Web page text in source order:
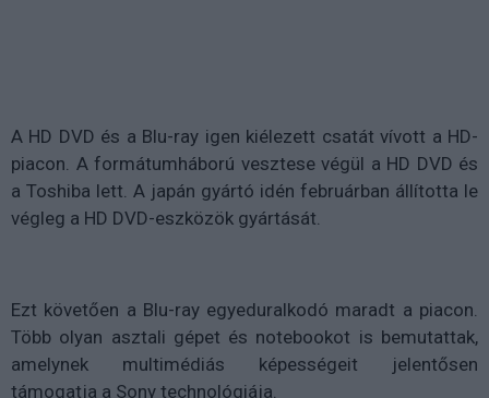
A HD DVD és a Blu-ray igen kiélezett csatát vívott a HD-
piacon. A formátumháború vesztese végül a HD DVD és
a Toshiba lett. A japán gyártó idén februárban állította le
végleg a HD DVD-eszközök gyártását.
Ezt követően a Blu-ray egyeduralkodó maradt a piacon.
Több olyan asztali gépet és notebookot is bemutattak,
amelynek multimédiás képességeit jelentősen
támogatja a Sony technológiája.